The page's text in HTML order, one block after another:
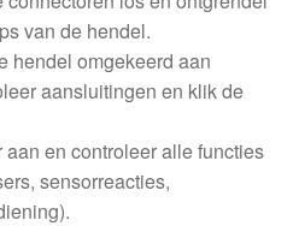
van de hendel.
hendel omgekeerd aan
aansluitingen en klik de
en controleer alle functies
sensorreacties,